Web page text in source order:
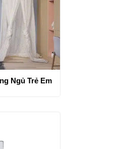
Ngủ Trẻ Em